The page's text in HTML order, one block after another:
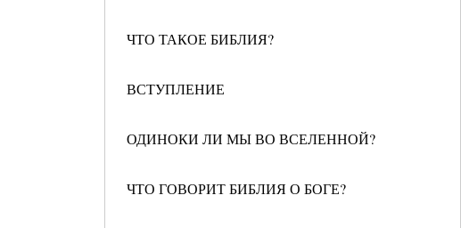
ЧТО ТАКОЕ БИБЛИЯ?
ВСТУПЛЕНИЕ
ОДИНОКИ ЛИ МЫ ВО ВСЕЛЕННОЙ?
ЧТО ГОВОРИТ БИБЛИЯ О БОГЕ?